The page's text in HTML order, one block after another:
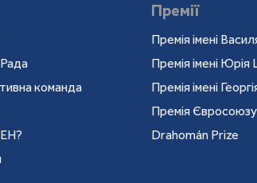
і багато всього потрошку.
culture/oglyad-na-
літературного фестивалю-
команда
Премії
Премія імені
Премія імені
Премія імені
Премія Євросоюзу
Drahomán Prize